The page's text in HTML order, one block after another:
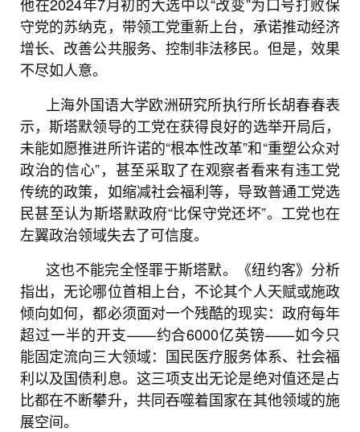
守党的苏纳克，带领工党重新上台，承诺推动经济
增长、改善公共服务、控制非法移民。但是，效果
不尽如人意。
上海外国语大学欧洲研究所执行所长胡春春表
示，斯塔默领导的工党在获得良好的选举开局后，
未能如愿推进所许诺的“根本性改革”和“重塑公众对
政治的信心”，甚至采取了在观察者看来有违工党
传统的政策，如缩减社会福利等，导致普通工党选
民甚至认为斯塔默政府“比保守党还坏”。工党也在
左翼政治领域失去了可信度。
这也不能完全怪罪于斯塔默。《纽约客》分析
指出，无论哪位首相上台，不论其个人天赋或施政
倾向如何，都必须面对一个残酷的现实：政府每年
超过一半的开支——约合6000亿英镑——如今只
能固定流向三大领域：国民医疗服务体系、社会福
利以及国债利息。这三项支出无论是绝对值还是占
比都在不断攀升，共同吞噬着国家在其他领域的施
展空间。